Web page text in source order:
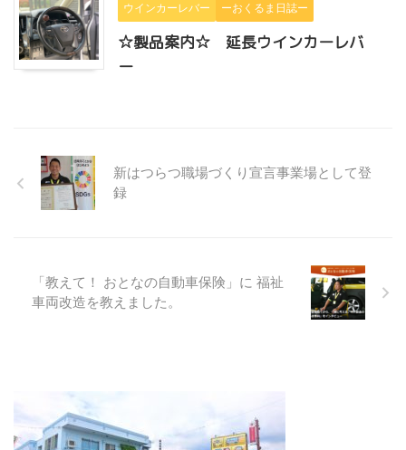
ウインカーレバー ーおくるま日誌ー
☆製品案内☆ 延長ウインカーレバ
ー
新はつらつ職場づくり宣言事業場として登
録
「教えて！ おとなの自動車保険」に 福祉
車両改造を教えました。